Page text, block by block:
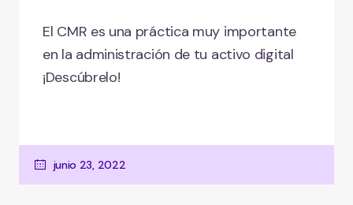
El CMR es una práctica muy importante
en la administración de tu activo digital
¡Descúbrelo!
junio 23, 2022